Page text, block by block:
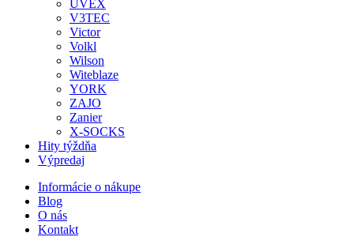
UVEX
V3TEC
Victor
Volkl
Wilson
Witeblaze
YORK
ZAJO
Zanier
X-SOCKS
Hity týždňa
Výpredaj
Informácie o nákupe
Blog
O nás
Kontakt